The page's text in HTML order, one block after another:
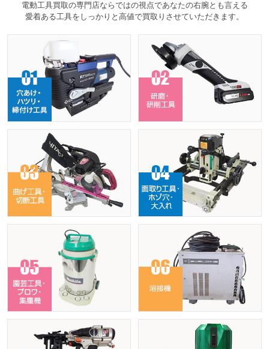
電動工具買取の専門店ならではの視点であなたの右腕とも言える
愛着ある工具をしっかりと高値で買取りさせていただきます。